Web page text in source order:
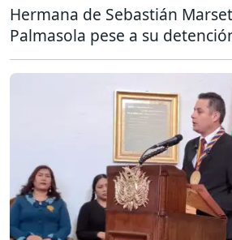
Hermana de Sebastián
Palmasola pese a su